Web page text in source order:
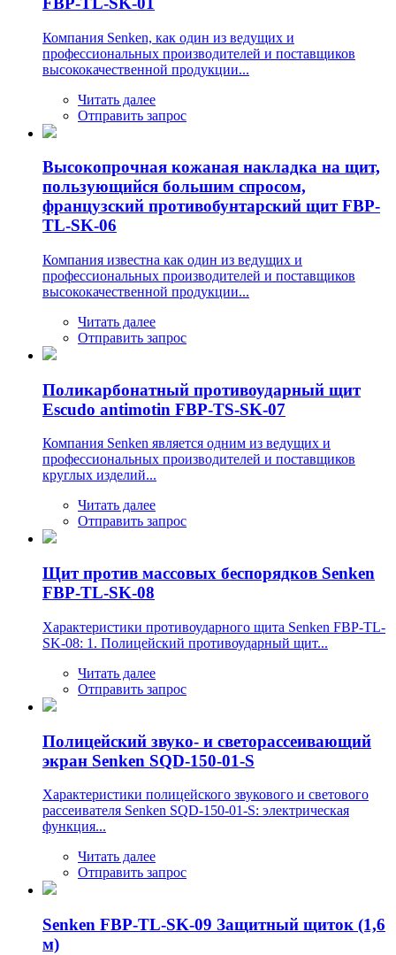
Компания Senken, как один из ведущих и
профессиональных производителей и поставщиков
высококачественной продукции...
Читать далее
Отправить запрос
Высокопрочная кожаная накладка на щит,
пользующийся большим спросом,
французский противобунтарский щит FBP-
TL-SK-06
Компания известна как один из ведущих и
профессиональных производителей и поставщиков
высококачественной продукции...
Читать далее
Отправить запрос
Поликарбонатный противоударный щит
Escudo antimotin FBP-TS-SK-07
Компания Senken является одним из ведущих и
профессиональных производителей и поставщиков
круглых изделий...
Читать далее
Отправить запрос
Щит против массовых беспорядков Senken
FBP-TL-SK-08
Характеристики противоударного щита Senken FBP-TL-
SK-08: 1. Полицейский противоударный щит...
Читать далее
Отправить запрос
Полицейский звуко- и светорассеивающий
экран Senken SQD-150-01-S
Характеристики полицейского звукового и светового
рассеивателя Senken SQD-150-01-S: электрическая
функция...
Читать далее
Отправить запрос
Senken FBP-TL-SK-09 Защитный щиток (1,6
м)